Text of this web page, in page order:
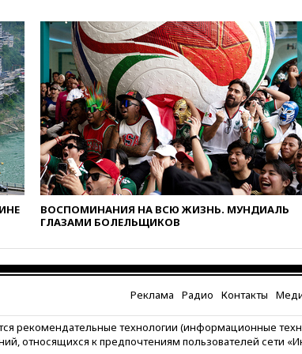
вчера, 23:35Лукашенко
объяснил экономическую
выгоду безвизового режима с
ЕС
вчера, 22:59 На башню
ресторана «Армения» в
Москве вернут утраченную
скульптуру балерины
вчера, 22:45Литовец
протаранил погранпункт при
попытке попасть в Россию
вчера, 22:28 Бессент
анонсировал скорое
вчера, 22:15Три человека
получили ножевые ранения
вчера, 22:00Путин поручил
выделить средства на новые
ВОСПОМИНАНИЯ НА ВСЮ ЖИЗНЬ. МУНДИАЛЬ
ГЛАЗАМИ БОЛЕЛЬЩИКОВ
Реклама Радио Контакты
рекомендательные технологии (информационные
относящихся к предпочтениям пользователей сети